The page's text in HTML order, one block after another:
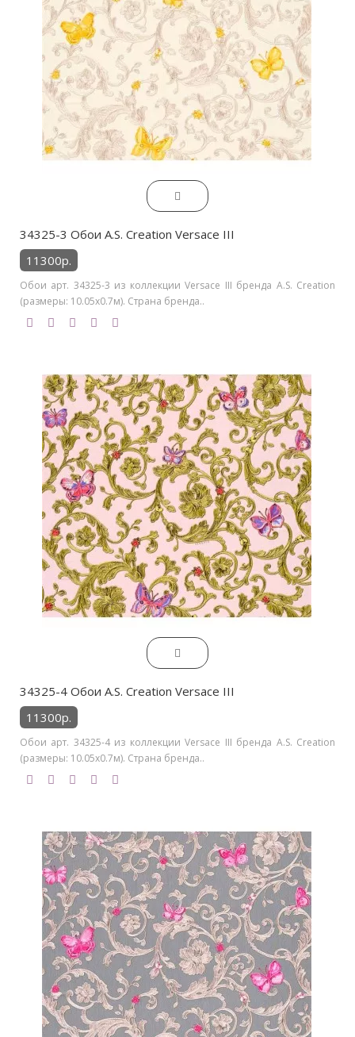
34325-3 Обои A.S. Creation Versace III
11300р.
Обои арт. 34325-3 из коллекции Versace III бренда A.S. Creation
(размеры: 10.05х0.7м). Страна бренда..
34325-4 Обои A.S. Creation Versace III
11300р.
Обои арт. 34325-4 из коллекции Versace III бренда A.S. Creation
(размеры: 10.05х0.7м). Страна бренда..